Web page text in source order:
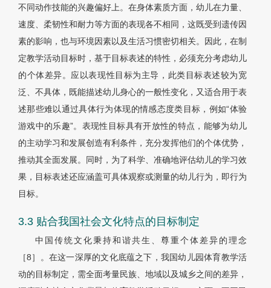
不同动作技能的兴趣偏好上。在身体素质方面，幼儿在力量、
速度、柔韧性和耐力等方面的表现各不相同，这既受到遗传因
素的影响，也与环境因素以及生活习惯密切相关。因此，在制
定教学活动目标时，基于目标表述的特性，必须充分考虑幼儿
的个体差异。应以表现性目标为主导，此类目标表述较为宽
泛、不具体，既能描述幼儿身心的一般性变化，又适合用于表
述那些难以通过具体行为体现的情感态度类目标，例如“体验
游戏中的乐趣”。表现性目标具有开放性的特点，能够为幼儿
的主动学习和发展创造有利条件，充分发挥他们的个体优势，
推动其全面发展。同时，为了科学、准确地评估幼儿的学习效
果，目标表述还应涵盖可具体观察或测量的幼儿行为，即行为
目标。
3.3 贴合我国社会文化特点的目标制定
中国传统文化秉持和谐共生、尊重个体差异的理念
［8］。在这一深厚的文化底蕴之下，我国幼儿园体育教学活
动的目标制定，需全面考量民族、地域以及城乡之间的差异，